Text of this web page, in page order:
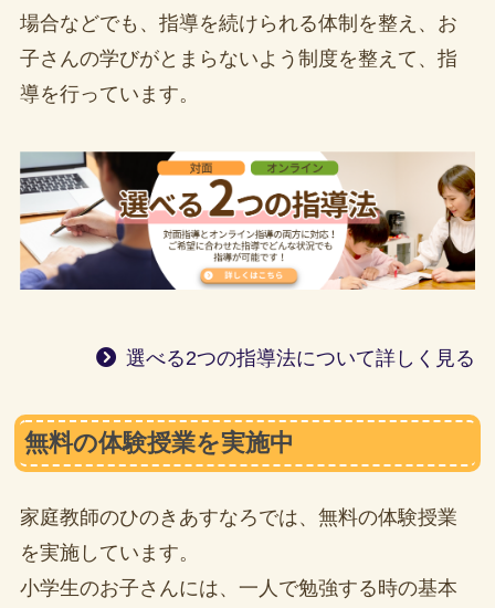
場合などでも、指導を続けられる体制を整え、お
子さんの学びがとまらないよう制度を整えて、指
導を行っています。
選べる2つの指導法について詳しく見る
無料の体験授業を実施中
家庭教師のひのきあすなろでは、無料の体験授業
を実施しています。
小学生のお子さんには、一人で勉強する時の基本